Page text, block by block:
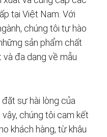
tại Việt Nam. Với
chúng tôi tự hào
sản phẩm chất
đa dạng về mẫu
đặt sự hài lòng của
vậy, chúng tôi cam kết
khách hàng, từ khâu